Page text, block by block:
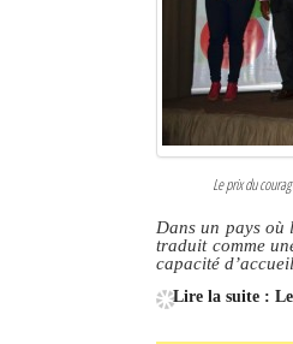
Le prix du
Dans un pays où
traduit comme
capacité
Lire la suite :